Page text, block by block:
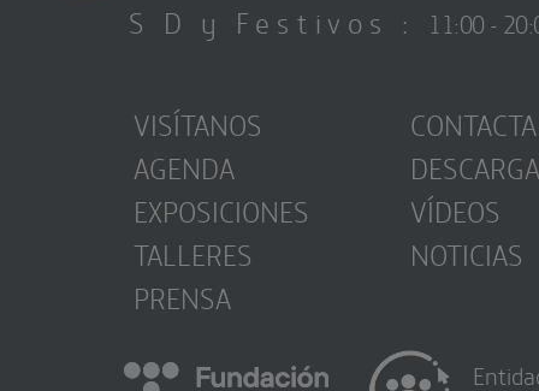
S D y Festivos : 11:00 -
VISÍTANOS
AGENDA
EXPOSICIONES
TALLERES
PRENSA
CONTACTA
VÍDEOS
NOTICIAS